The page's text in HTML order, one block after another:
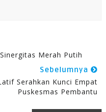
Merah Putih
Sebelumnya
Serahkan Kunci Empat
Puskesmas Pembantu